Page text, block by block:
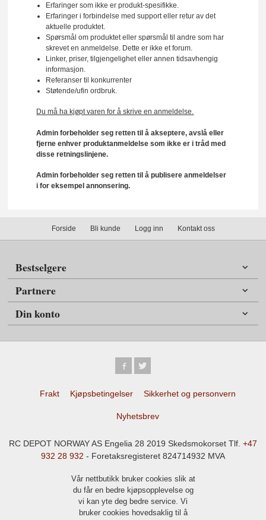
Erfaringer som ikke er produkt-spesifikke.
Erfaringer i forbindelse med support eller retur av det
aktuelle produktet.
Spørsmål om produktet eller spørsmål til andre som har
skrevet en anmeldelse. Dette er ikke et forum.
Linker, priser, tilgjengelighet eller annen tidsavhengig
informasjon.
Referanser til konkurrenter
Støtende/ufin ordbruk.
Du må ha kjøpt varen for å skrive en anmeldelse.
Admin forbeholder seg retten til å akseptere, avslå eller
fjerne enhver produktanmeldelse som ikke er i tråd med
disse retningslinjene.
Admin forbeholder seg retten til å publisere anmeldelser
i for eksempel annonsering.
Forside Bli kunde Logg inn Kontakt oss
Bestselgere
Partnere
Din konto
Frakt Kjøpsbetingelser Sikkerhet og personvern
Nyhetsbrev
RC DEPOT NORWAY AS Engelia 28 2019 Skedsmokorset Tlf. +47
932 28 932 - Foretaksregisteret 824714932 MVA
Vår nettbutikk bruker cookies slik at
du får en bedre kjøpsopplevelse og
vi kan yte deg bedre service. Vi
bruker cookies hovedsaklig til å